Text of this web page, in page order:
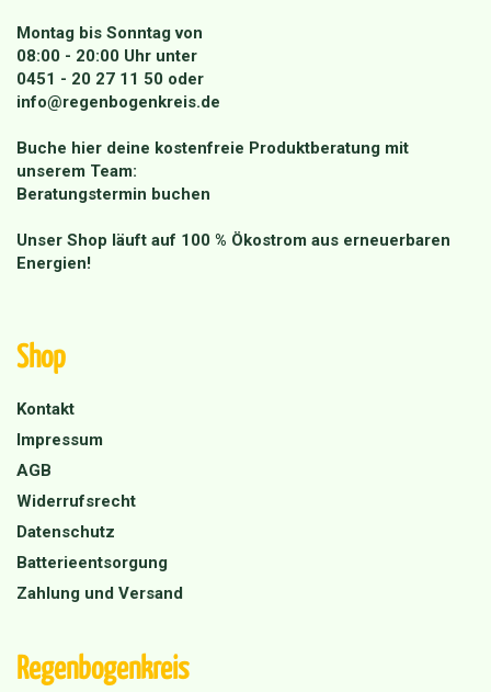
Montag bis Sonntag von
08:00 - 20:00 Uhr unter
0451 - 20 27 11 50 oder
info@regenbogenkreis.de
Buche hier deine kostenfreie Produktberatung mit
unserem Team:
Beratungstermin buchen
Unser Shop läuft auf 100 % Ökostrom aus erneuerbaren
Energien!
Shop
Kontakt
Impressum
AGB
Widerrufsrecht
Datenschutz
Batterieentsorgung
Zahlung und Versand
Regenbogenkreis